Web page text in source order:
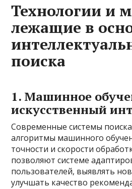
Технологии и
лежащие в
поиска
1. Машинное
искусственный
Современные системы
алгоритмы машинного
точности и скорости
позволяют системе
пользователей, выявлять
улучшать качество